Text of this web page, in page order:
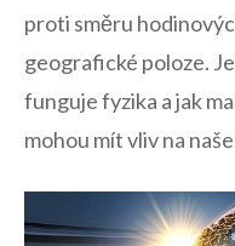
proti směru
geografické poloze.
funguje fyzika a jak
mohou mít vliv na